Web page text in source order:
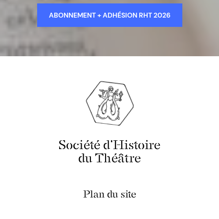
ABONNEMENT + ADHÉSION RHT 2026
Société d'Histoire
du Théâtre
Plan du site